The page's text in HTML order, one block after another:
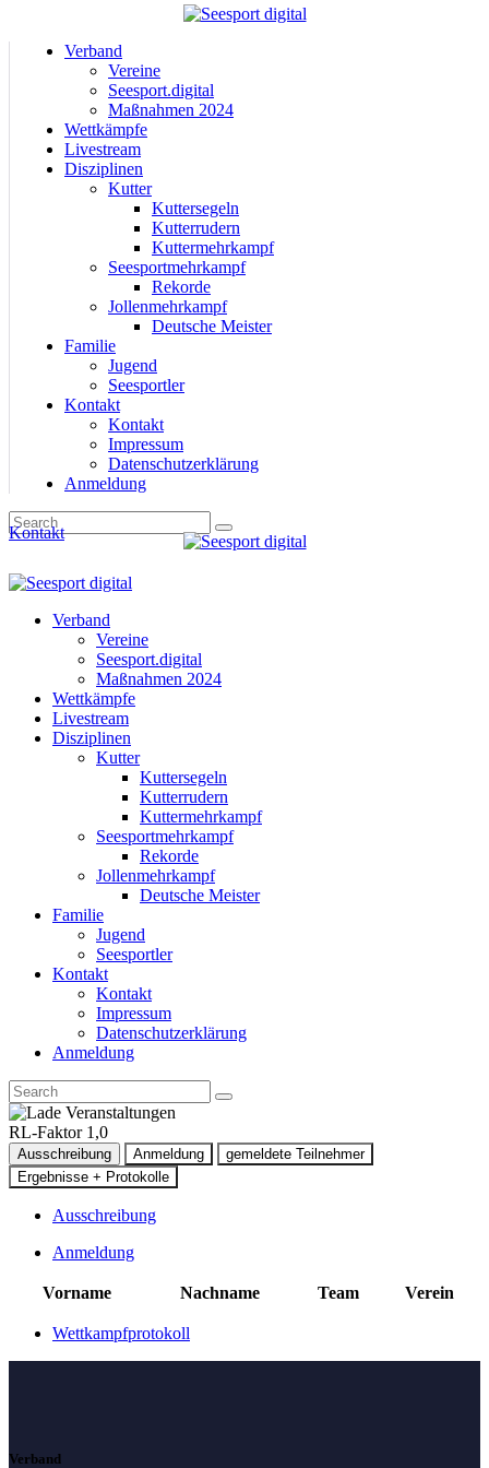
Verband
Vereine
Seesport.digital
Maßnahmen 2024
Wettkämpfe
Livestream
Disziplinen
Kutter
Kuttersegeln
Kutterrudern
Kuttermehrkampf
Seesportmehrkampf
Rekorde
Jollenmehrkampf
Deutsche Meister
Familie
Jugend
Seesportler
Kontakt
Kontakt
Impressum
Datenschutzerklärung
Anmeldung
Kontakt
Verband
Vereine
Seesport.digital
Maßnahmen 2024
Wettkämpfe
Livestream
Disziplinen
Kutter
Kuttersegeln
Kutterrudern
Kuttermehrkampf
Seesportmehrkampf
Rekorde
Jollenmehrkampf
Deutsche Meister
Familie
Jugend
Seesportler
Kontakt
Kontakt
Impressum
Datenschutzerklärung
Anmeldung
RL-Faktor 1,0
Ausschreibung Anmeldung
gemeldete Teilnehmer
Ergebnisse + Protokolle
Ausschreibung
Anmeldung
Vorname Nachname Team Verein
Wettkampfprotokoll
Verband